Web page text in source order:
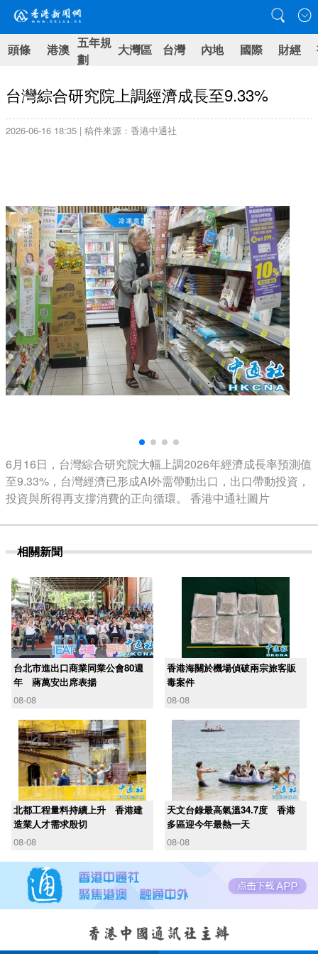
頭條 港澳 五年規
劃
大灣區 台灣 內地 國際 財經
台灣綜合研究院上調經濟成長至9.33%
2026-06-16 18:35 | 稿件來源：香港中通社
6月16日，台灣綜合研究院大幅上調2026年經濟成長率預測值
至9.33%，台灣經濟已形成AI外需帶動出口，出口帶動投資，
投資與所得再支撐消費的正向循環。 香港中通社圖片
相關新聞
台北市進出口商業同業公會80週
年 蔣萬安出席表揚
08-08
香港海關於機場偵破兩宗旅客販
毒案件
08-08
北都工程量料持續上升 香港建
造業人才需求殷切
08-08
天文台錄最高氣溫34.7度 香港
多區迎今年最熱一天
08-08